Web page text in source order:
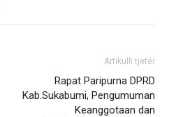
Artikulli tjetër
Rapat Paripurna DPRD
Kab.Sukabumi, Pengumuman
Keanggotaan dan